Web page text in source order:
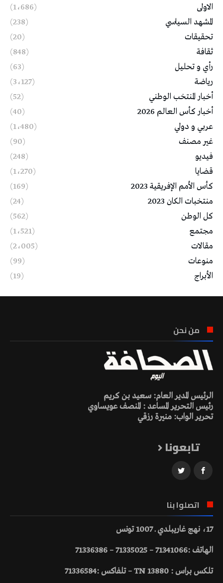
الاولى
(1٬686)
المشهد السياسي
(238)
تحقيقات
(20)
ثقافة
(848)
رأي و تحليل
(63)
رياضة
(3٬127)
أخبار المنتخب الوطني
(52)
أخبار كأس العالم 2026
(40)
عربي و دولي
(1٬480)
غير مصنف
(90)
فيديو
(248)
قضايا
(1٬270)
كأس الأمم الإفريقية 2023
(169)
منتخبات الكان 2023
(24)
كل الوطن
(562)
مجتمع
(1٬521)
مقالات
(2٬005)
منوعات
(99)
الأبراج
(19)
من نحن
الرئيس المدير العام: سعيد بن كريم
رئيس التحرير المساعد : المنصف عويساوي
تحرير الواب: منيرة رزقي
تابعونا
اتصلوا بنا
17، نهج غاريبلدي ـ 1007 تونس
الهاتف :71341066 – 71335025 – 71336386
تلكس براس : 13880 TN – تلفاكس :71336584